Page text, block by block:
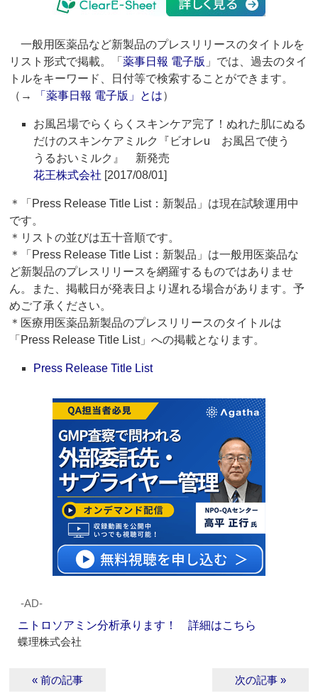
一般用医薬品など新製品のプレスリリースのタイトルを
リスト形式で掲載。「薬事日報 電子版 」では、過去のタイ
トルをキーワード、日付等で検索することができます。
（→
「薬事日報 電子版」とは）
お風呂場でらくらくスキンケア完了！ぬれた肌にぬる
だけのスキンケアミルク『ビオレu お風呂で使う
うるおいミルク』 新発売
花王株式会社 [2017/08/01]
＊「Press Release Title List：新製品」は現在試験運用中
です。
＊リストの並びは五十音順です。
＊「Press Release Title List：新製品」は一般用医薬品な
ど新製品のプレスリリースを網羅するものではありませ
ん。また、掲載日が発表日より遅れる場合があります。予
めご了承ください。
＊医療用医薬品新製品のプレスリリースのタイトルは
「Press Release Title List」への掲載となります。
Press Release Title List
‐AD‐
ニトロソアミン分析承ります！ 詳細はこちら
蝶理株式会社
« 前の記事 次の記事 »